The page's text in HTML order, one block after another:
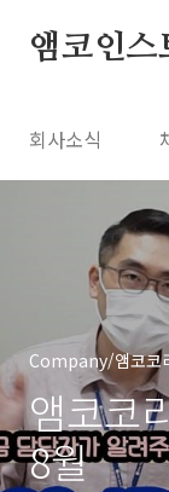
앰코인스
회사소식
Company/앰코코
앰코코
8월